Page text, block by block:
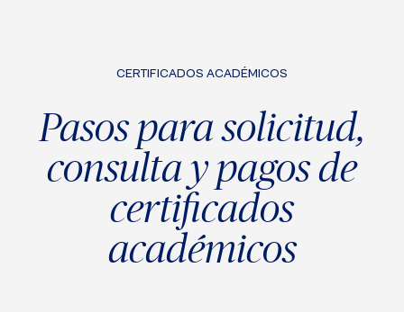
CERTIFICADOS ACADÉMICOS
Pasos para solicitud,
consulta y pagos de
certificados
académicos